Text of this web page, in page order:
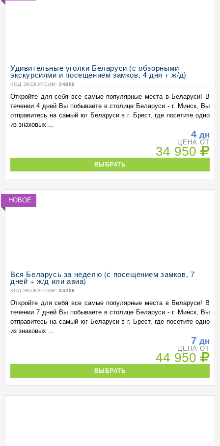
Удивительные уголки Беларуси (с обзорными
экскурсиями и посещением замков, 4 дня + ж/д)
КОД ЭКСКУРСИИ: 34800
Откройте для себя все самые популярные места в Беларуси! В
течении 4 дней Вы побываете в столице Беларуси - г. Минск, Вы
отправитесь на самый юг Беларуси в г. Брест, где посетите одно
из знаковых ...
4 дн
ЦЕНА ОТ
34 950
ВЫБРАТЬ
НОВОЕ
Вся Беларусь за неделю (с посещением замков, 7
дней + ж/д или авиа)
КОД ЭКСКУРСИИ: 35208
Откройте для себя все самые популярные места в Беларуси! В
течении 7 дней Вы побываете в столице Беларуси - г. Минск, Вы
отправитесь на самый юг Беларуси в г. Брест, где посетите одно
из знаковых ...
7 дн
ЦЕНА ОТ
44 950
ВЫБРАТЬ